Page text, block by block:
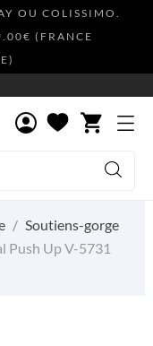
OU COLISSIMO.
(FRANCE
shopping_cart
Soutiens-gorge
Push Up V-5731